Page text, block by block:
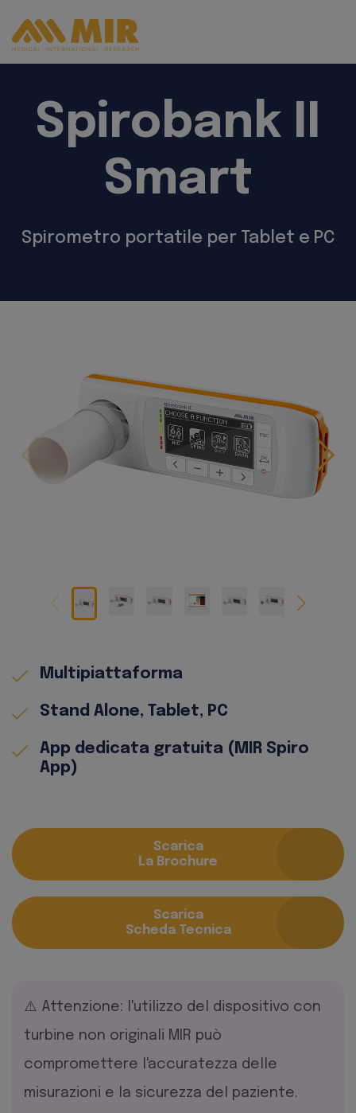
Spirobank II
Smart
Spirometro portatile per Tablet e PC
Multipiattaforma
Stand Alone, Tablet, PC
App dedicata gratuita (MIR Spiro
App)
Scarica
La Brochure
Scarica
Scheda Tecnica
⚠️ Attenzione: l'utilizzo del dispositivo con
turbine non originali MIR può
compromettere l'accuratezza delle
misurazioni e la sicurezza del paziente.